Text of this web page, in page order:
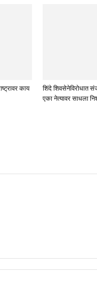
काय
शिंदे
एका नेत्यावर साधला